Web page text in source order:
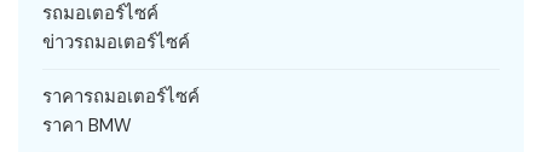
รถมอเตอร์ไซค์
ข่าวรถมอเตอร์ไซค์
ราคารถมอเตอร์ไซค์
ราคา BMW